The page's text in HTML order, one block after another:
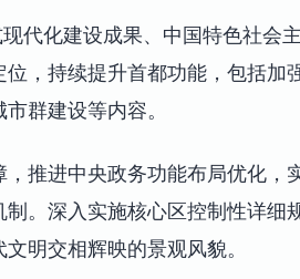
代化建设成果、中国特色社会
，持续提升首都功能，包括加
群建设等内容。
推进中央政务功能布局优化，
。深入实施核心区控制性详细
明交相辉映的景观风貌。